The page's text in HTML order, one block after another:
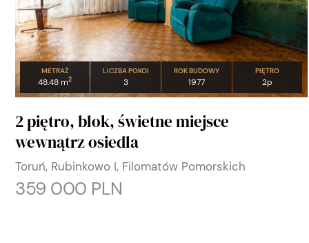
METRAŻ
48.48 m2
LICZBA POKOI
3
ROK BUDOWY
1977
PIĘTRO
2p
2 piętro, blok, świetne miejsce
wewnątrz osiedla
Toruń, Rubinkowo I, Filomatów Pomorskich
359 000 PLN